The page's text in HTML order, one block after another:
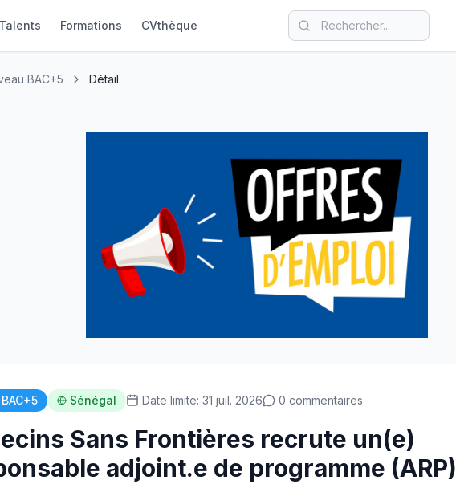
Talents Formations CVthèque
BAC+5 Détail
Sénégal Date limite: 31 juil. 2026 0 commentaires
Sans Frontières recrute un(e)
adjoint.e de programme (ARP)